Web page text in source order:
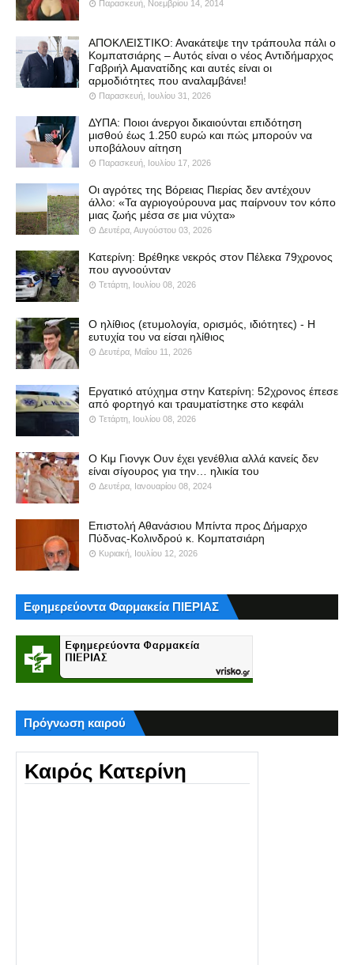
Παρασκευή, Νοεμβρίου 14, 2014
ΑΠΟΚΛΕΙΣΤΙΚΟ: Ανακάτεψε την τράπουλα πάλι ο
Κομπατσιάρης – Αυτός είναι ο νέος Αντιδήμαρχος
Γαβριήλ Αμανατίδης και αυτές είναι οι
αρμοδιότητες που αναλαμβάνει!
Παρασκευή, Ιουλίου 31, 2026
ΔΥΠΑ: Ποιοι άνεργοι δικαιούνται επιδότηση
μισθού έως 1.250 ευρώ και πώς μπορούν να
υποβάλουν αίτηση
Παρασκευή, Ιουλίου 17, 2026
Οι αγρότες της Βόρειας Πιερίας δεν αντέχουν
άλλο: «Τα αγριογούρουνα μας παίρνουν τον κόπο
μιας ζωής μέσα σε μια νύχτα»
Δευτέρα, Αυγούστου 03, 2026
Κατερίνη: Βρέθηκε νεκρός στον Πέλεκα 79χρονος
που αγνοούνταν
Τετάρτη, Ιουλίου 08, 2026
Ο ηλίθιος (ετυμολογία, ορισμός, ιδιότητες) - Η
ευτυχία του να είσαι ηλίθιος
Δευτέρα, Μαΐου 11, 2026
Εργατικό ατύχημα στην Κατερίνη: 52χρονος έπεσε
από φορτηγό και τραυματίστηκε στο κεφάλι
Τετάρτη, Ιουλίου 08, 2026
Ο Κιμ Γιονγκ Ουν έχει γενέθλια αλλά κανείς δεν
είναι σίγουρος για την… ηλικία του
Δευτέρα, Ιανουαρίου 08, 2024
Επιστολή Αθανάσιου Μπίντα προς Δήμαρχο
Πύδνας-Κολινδρού κ. Κομπατσιάρη
Κυριακή, Ιουλίου 12, 2026
Εφημερεύοντα Φαρμακεία ΠΙΕΡΙΑΣ
Πρόγνωση καιρού
Καιρός Κατερίνη